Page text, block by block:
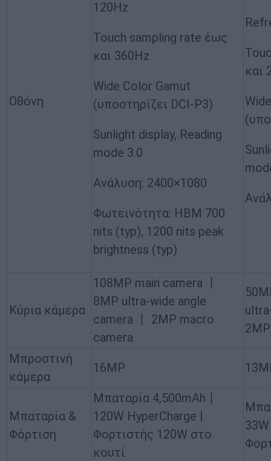
Οθόνη
120Hz
Touch sampling rate έως
και 360Hz
Wide Color Gamut
(υποστηρίζει DCI-P3)
Sunlight display, Reading
mode 3.0
Ανάλυση: 2400×1080
Φωτεινότητα: HBM 700
nits (typ), 1200 nits peak
brightness (typ)
και
Κύρια κάμερα
108MP main camera 丨
8MP ultra-wide angle
camera 丨 2MP macro
camera
Μπροστινή
κάμερα
16MP
Μπαταρία &
Φόρτιση
Μπαταρία 4,500mAh丨
120W HyperCharge |
Φορτιστής 120W στο
κουτί